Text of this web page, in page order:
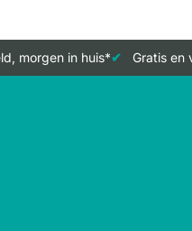
morgen in huis* Gratis en